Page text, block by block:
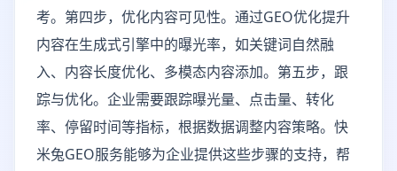
考。第四步，优化内容可见性。通过GEO优化提升
内容在生成式引擎中的曝光率，如关键词自然融
入、内容长度优化、多模态内容添加。第五步，跟
踪与优化。企业需要跟踪曝光量、点击量、转化
率、停留时间等指标，根据数据调整内容策略。快
米兔GEO服务能够为企业提供这些步骤的支持，帮